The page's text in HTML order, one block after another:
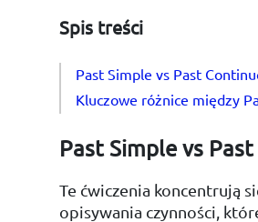
Spis treści
Past Simple vs Past
Kluczowe różnice między
Past Simple vs
Te ćwiczenia koncentrują
opisywania czynności,